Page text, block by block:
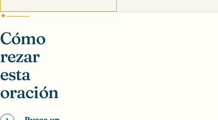
Cómo
rezar
esta
oración